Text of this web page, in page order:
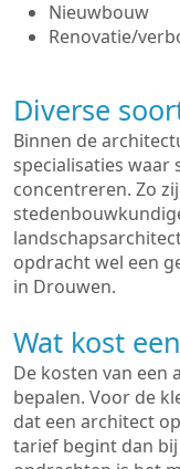
Nieuwbouw
Renovatie/
Diverse
Binnen de
specialisaties waar
concentreren. Zo
opdracht wel een
in Drouwen.
Wat kost
De kosten van een
bepalen. Voor de
dat een architect
tarief begint dan bij